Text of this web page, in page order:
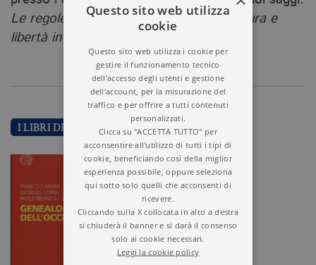
Le regole della relazionalità(1991) eNatura e
libertà in Kant
I LIBRI DI DANIELA FALCIONI
Questo sito web utilizza
cookie
Questo sito web utilizza i cookie per
gestire il funzionamento tecnico
dell'accesso degli utenti e gestione
dell'account, per la misurazione del
traffico e per offrire a tutti contenuti
personalizzati.
Clicca su "ACCETTA TUTTO" per
acconsentire all'utilizzo di tutti i tipi di
cookie, beneficiando così della miglior
esperienza possibile, oppure seleziona
qui sotto solo quelli che acconsenti di
ricevere.
Cliccando sulla X collocata in alto a destra
si chiuderà il banner e si darà il consenso
solo ai cookie necessari.
Leggi la cookie policy